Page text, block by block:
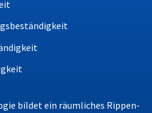
bildet ein räumliches Rippen-